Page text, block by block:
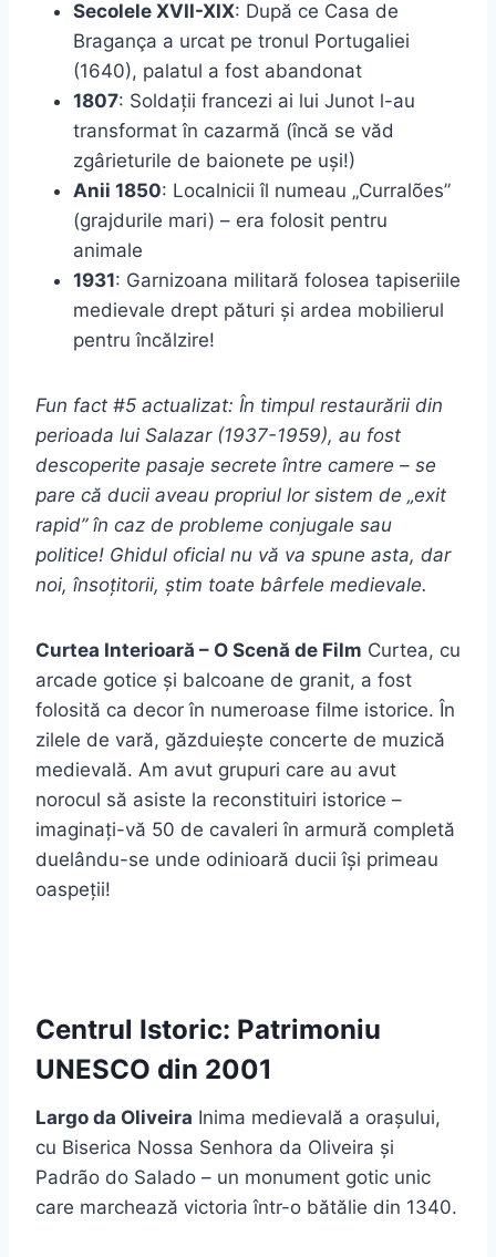
Secolele XVII-XIX: După ce Casa de
Bragança a urcat pe tronul Portugaliei
(1640), palatul a fost abandonat
1807: Soldații francezi ai lui Junot l-au
transformat în cazarmă (încă se văd
zgârieturile de baionete pe uși!)
Anii 1850: Localnicii îl numeau „Curralões”
(grajdurile mari) – era folosit pentru
animale
1931: Garnizoana militară folosea tapiseriile
medievale drept pături și ardea mobilierul
pentru încălzire!
Fun fact #5 actualizat: În timpul restaurării din
perioada lui Salazar (1937-1959), au fost
descoperite pasaje secrete între camere – se
pare că ducii aveau propriul lor sistem de „exit
rapid” în caz de probleme conjugale sau
politice! Ghidul oficial nu vă va spune asta, dar
noi, însoțitorii, știm toate bârfele medievale.
Curtea Interioară – O Scenă de Film Curtea, cu
arcade gotice și balcoane de granit, a fost
folosită ca decor în numeroase filme istorice. În
zilele de vară, găzduiește concerte de muzică
medievală. Am avut grupuri care au avut
norocul să asiste la reconstituiri istorice –
imaginați-vă 50 de cavaleri în armură completă
duelându-se unde odinioară ducii își primeau
oaspeții!
Centrul Istoric: Patrimoniu
UNESCO din 2001
Largo da Oliveira Inima medievală a orașului,
cu Biserica Nossa Senhora da Oliveira și
Padrão do Salado – un monument gotic unic
care marchează victoria într-o bătălie din 1340.